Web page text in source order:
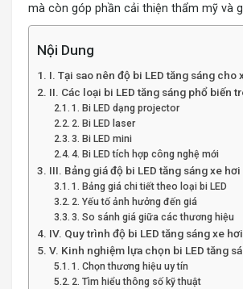
mà còn góp phần cải thiện thẩm mỹ và
Nội Dung
I. Tại sao nên độ bi LED tăng sáng cho
II. Các loại bi LED tăng sáng phổ biến
1. Bi LED dạng projector
2. Bi LED laser
3. Bi LED mini
4. Bi LED tích hợp công nghệ mới
III. Bảng giá độ bi LED tăng sáng xe hơi
1. Bảng giá chi tiết theo loại bi LED
2. Yếu tố ảnh hưởng đến giá
3. So sánh giá giữa các thương hiệu
IV. Quy trình độ bi LED tăng sáng xe
V. Kinh nghiệm lựa chọn bi LED tăng
1. Chọn thương hiệu uy tín
2. Tìm hiểu thông số kỹ thuật